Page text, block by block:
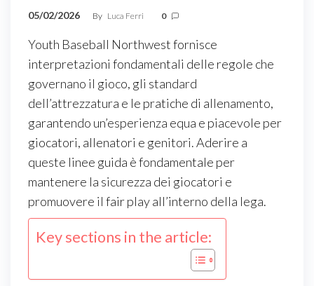
05/02/2026 By Luca Ferri 0
Youth Baseball Northwest fornisce
interpretazioni fondamentali delle regole che
governano il gioco, gli standard
dell’attrezzatura e le pratiche di allenamento,
garantendo un’esperienza equa e piacevole per
giocatori, allenatori e genitori. Aderire a
queste linee guida è fondamentale per
mantenere la sicurezza dei giocatori e
promuovere il fair play all’interno della lega.
Key sections in the article: